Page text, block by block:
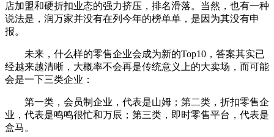
店加盟和硬折扣业态的强力挤压，排名滑落。当然，也有一种
说法是，润万家并没有在列今年的榜单单，是因为其没有申
报。
未来，什么样的零售企业会成为新的Top10，答案其实已
经越来越清晰，大概率不会再是传统意义上的大卖场，而可能
会是一下三类企业：
第一类，会员制企业，代表是山姆；第二类，折扣零售企
业，代表是鸣鸣很忙和万辰；第三类，即时零售平台，代表是
盒马。